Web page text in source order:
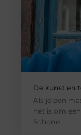
De kunst en
Als je een
het is om
Schone